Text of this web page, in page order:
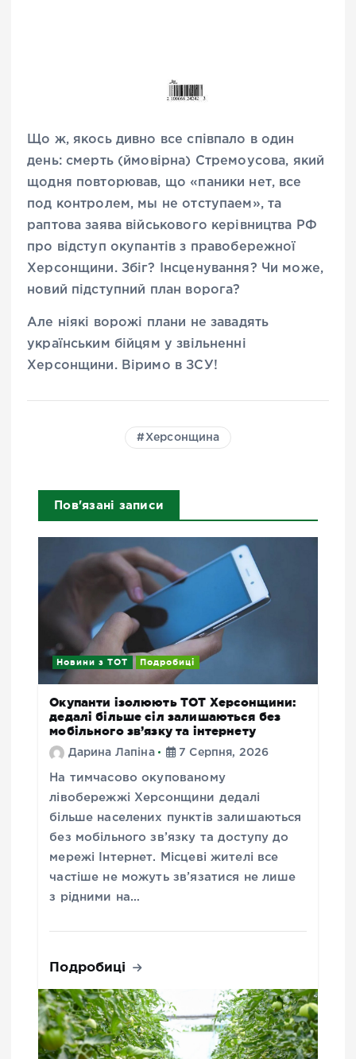
Що ж, якось дивно все співпало в один
день: смерть (ймовірна) Стремоусова, який
щодня повторював, що «паники нет, все
под контролем, мы не отступаем», та
раптова заява військового керівництва РФ
про відступ окупантів з правобережної
Херсонщини. Збіг? Інсценування? Чи може,
новий підступний план ворога?
Але ніякі ворожі плани не завадять
українським бійцям у звільненні
Херсонщини. Віримо в ЗСУ!
Херсонщина
Пов'язані записи
Новини з ТОТ Подробиці
Окупанти ізолюють ТОТ Херсонщини:
дедалі більше сіл залишаються без
мобільного зв’язку та інтернету
Дарина Лапіна 7 Серпня, 2026
На тимчасово окупованому
лівобережжі Херсонщини дедалі
більше населених пунктів залишаються
без мобільного зв’язку та доступу до
мережі Інтернет. Місцеві жителі все
частіше не можуть зв’язатися не лише
з рідними на…
Подробиці